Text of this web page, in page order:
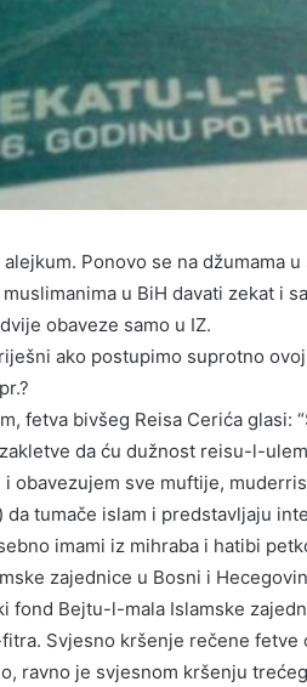
alejkum. Ponovo se na džumama
u BiH davati zekat i
obaveze samo u IZ.
ako postupimo suprotno
fetva bivšeg Reisa Cerića glasi:
da ću dužnost reisu-l-
obavezujem sve muftije,
da tumače islam i predstavljaju
imami iz mihraba i hatibi
zajednice u Bosni i
fond Bejtu-l-mala Islamske
Svjesno kršenje rečene
ravno je svjesnom kršenju